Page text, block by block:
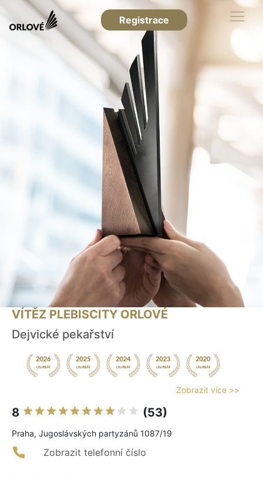
Registrace
VÍTĚZ PLEBISCITY ORLOVÉ
Dejvické pekařství
Zobrazit více >>
8 (53)
Praha, Jugoslávských partyzánů 1087/19
Zobrazit telefonní číslo